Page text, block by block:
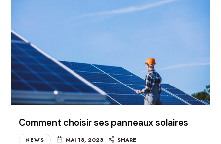
Comment choisir ses panneaux solaires
NEWS MAI 18, 2023 SHARE